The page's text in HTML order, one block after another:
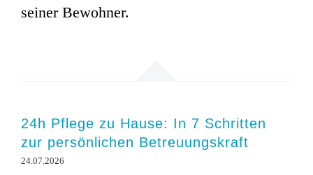
seiner Bewohner.
24h Pflege zu Hause: In 7 Schritten
zur persönlichen Betreuungskraft
24.07.2026